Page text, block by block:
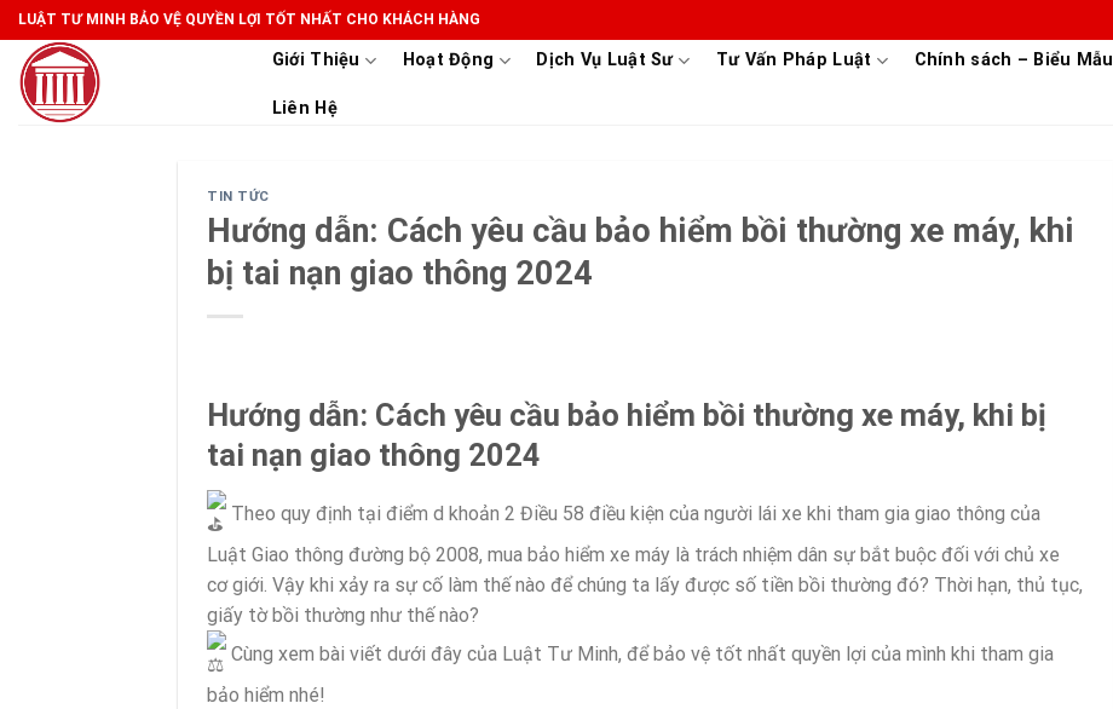
Skip
to
content
LUẬT TƯ MINH BẢO VỆ QUYỀN LỢI TỐT NHẤT CHO KHÁCH HÀNG
Giới Thiệu Hoạt Động Dịch Vụ Luật Sư Tư Vấn Pháp Luật Chính sách – Biểu Mẫu
Liên Hệ
TIN TỨC
Hướng dẫn: Cách yêu cầu bảo hiểm bồi thường xe máy, khi
bị tai nạn giao thông 2024
Hướng dẫn: Cách yêu cầu bảo hiểm bồi thường xe máy, khi bị
tai nạn giao thông 2024
Theo quy định tại điểm d khoản 2 Điều 58 điều kiện của người lái xe khi tham gia giao thông của
Luật Giao thông đường bộ 2008, mua bảo hiểm xe máy là trách nhiệm dân sự bắt buộc đối với chủ xe
cơ giới. Vậy khi xảy ra sự cố làm thế nào để chúng ta lấy được số tiền bồi thường đó? Thời hạn, thủ tục,
giấy tờ bồi thường như thế nào?
Cùng xem bài viết dưới đây của Luật Tư Minh, để bảo vệ tốt nhất quyền lợi của mình khi tham gia
bảo hiểm nhé!